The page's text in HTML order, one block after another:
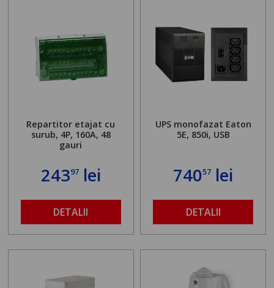
Repartitor etajat cu
surub, 4P, 160A, 48
gauri
24397lei
DETALII
UPS monofazat Eaton
5E, 850i, USB
74057 lei
DETALII